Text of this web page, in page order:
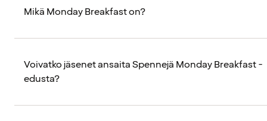
Mikä Monday Breakfast on?
Voivatko jäsenet ansaita Spennejä Monday Breakfast -
edusta?